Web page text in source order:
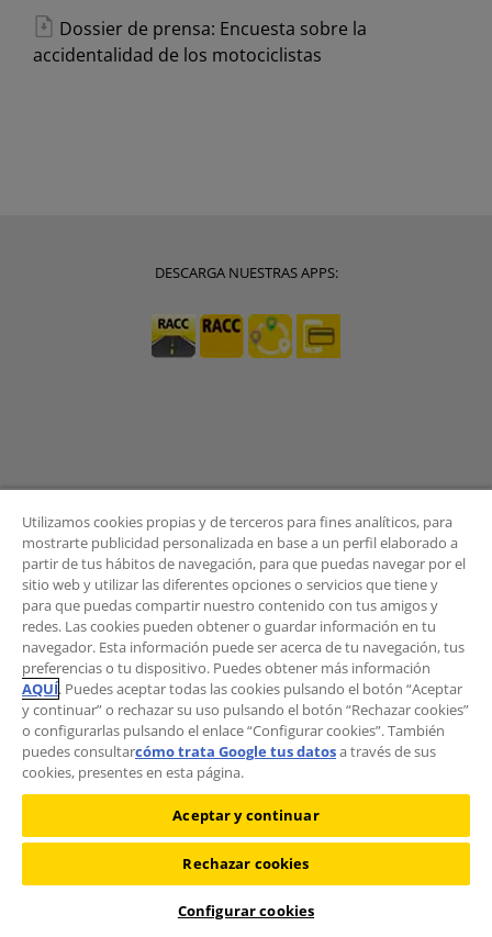
Dossier de prensa: Encuesta sobre la
accidentalidad de los motociclistas
DESCARGA NUESTRAS APPS:
BOLETÍN
¿Quieres recibir las novedades del Área de
Movilidad?
Suscríbete al boletín.
©2026 RACC Mobility Club |Condiciones de uso y Política de
Política de cookies|Protección de datos
Utilizamos cookies propias y de terceros para fines analíticos, para
mostrarte publicidad personalizada en base a un perfil elaborado a
partir de tus hábitos de navegación, para que puedas navegar por el
sitio web y utilizar las diferentes opciones o servicios que tiene y
para que puedas compartir nuestro contenido con tus amigos y
redes. Las cookies pueden obtener o guardar información en tu
navegador. Esta información puede ser acerca de tu navegación, tus
preferencias o tu dispositivo. Puedes obtener más información
AQUÍ. Puedes aceptar todas las cookies pulsando el botón “Aceptar
y continuar” o rechazar su uso pulsando el botón “Rechazar cookies”
o configurarlas pulsando el enlace “Configurar cookies”. También
puedes consultarcómo trata Google tus datosa través de sus
cookies, presentes en esta página.
Aceptar y continuar
Rechazar cookies
Configurar cookies